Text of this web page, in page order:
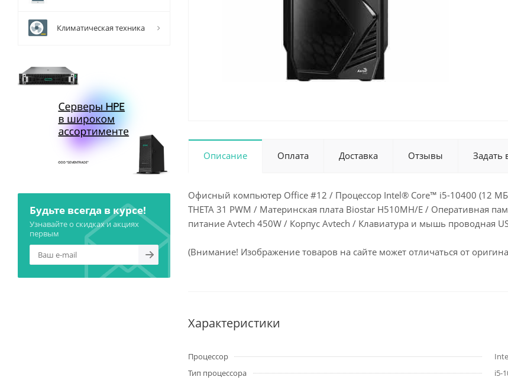
Описание Оплата Доставка Отзывы Задать
Офисный компьютер Office #12 / Процессор Intel® Core™ i5-10400 (12 МБ
THETA 31 PWM / Материнская плата Biostar H510MH/E / Оперативная
питание Avtech 450W / Корпус Avtech / Клавиатура и мышь проводная
(Внимание! Изображение товаров на сайте может отличаться от
Характеристики
Процессор
Тип процессора
i5-
Климатическая техника
Будьте всегда в курсе!
Узнавайте о скидках и акциях
первым